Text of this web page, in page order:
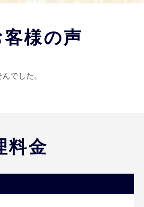
様の声
でした。
料金